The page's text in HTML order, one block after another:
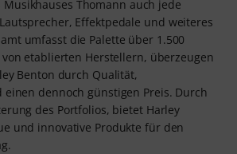
Musikhauses Thomann auch jede
Effektpedale und weiteres
umfasst die Palette über 1.500
etablierten Herstellern, überzeugen
Benton durch Qualität,
einen dennoch günstigen Preis. Durch
des Portfolios, bietet Harley
und innovative Produkte für den